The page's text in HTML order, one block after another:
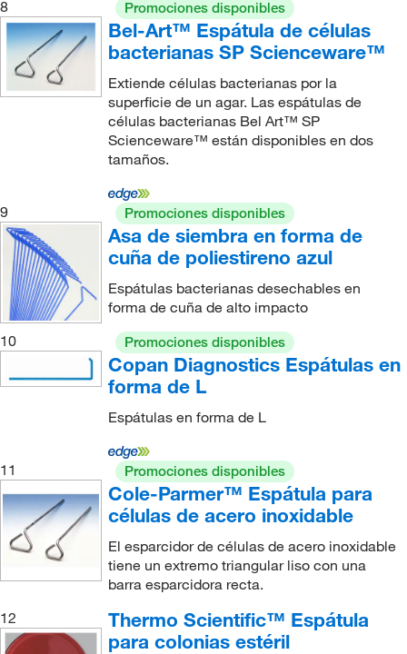
8 Promociones disponibles
Bel-Art™ Espátula de células
bacterianas SP Scienceware™
Extiende células bacterianas por la
superficie de un agar. Las espátulas de
células bacterianas Bel Art™ SP
Scienceware™ están disponibles en dos
tamaños.
9 Promociones disponibles
Asa de siembra en forma de
cuña de poliestireno azul
Espátulas bacterianas desechables en
forma de cuña de alto impacto
10
Promociones disponibles
Copan Diagnostics Espátulas en
forma de L
Espátulas en forma de L
11 Promociones disponibles
Cole-Parmer™ Espátula para
células de acero inoxidable
El esparcidor de células de acero inoxidable
tiene un extremo triangular liso con una
barra esparcidora recta.
12
Thermo Scientific™ Espátula
para colonias estéril